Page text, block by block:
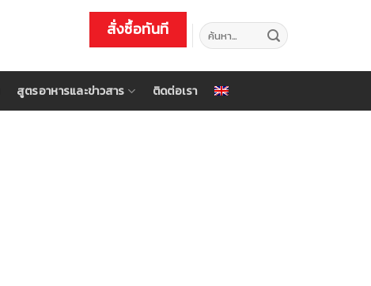
สั่งซื้อทันที ค้นหา:
สูตรอาหารและข่าวสาร ติดต่อเรา